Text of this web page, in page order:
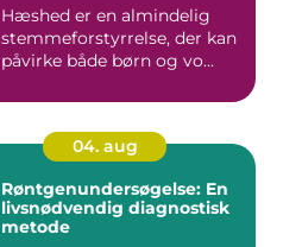
Hæshed er en almindelig
stemmeforstyrrelse, der kan
påvirke både børn og vo...
04. aug
Røntgenundersøgelse: En
livsnødvendig diagnostisk
metode